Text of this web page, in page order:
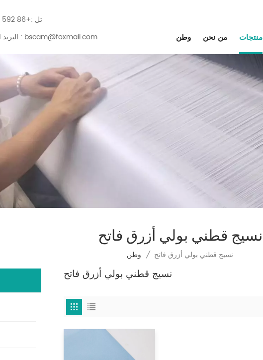
تل :+86 592 5159077
البريد الإلكتروني : bscam@foxmail.com وطن من نحن منتجات
نسيج قطني بولي أزرق فاتح
وطن / نسيج قطني بولي أزرق فاتح
نسيج قطني بولي أزرق فاتح